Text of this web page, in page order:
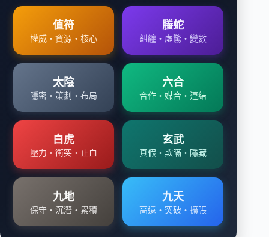
值符
權威・資源・核心
螣蛇
糾纏・虛驚・變數
太陰
隱密・策劃・布局
六合
合作・媒合・連結
白虎
壓力・衝突・止血
玄武
真假・欺瞞・隱藏
九地
保守・沉潛・累積
九天
高遠・突破・擴張